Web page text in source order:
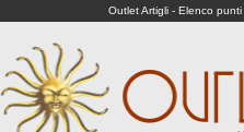
Outlet Artigli - Elenco